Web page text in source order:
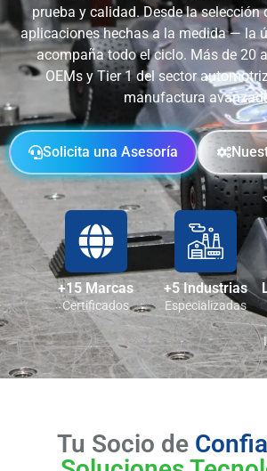
prueba y calidad. Desde la selección
aplicaciones hechas a la medida — la
acompaña todo el ciclo. Más de 20
OEMs y Tier 1 del sector
manufactura
Solicita una Asesoría
+15 Marcas
Certificados
+5 Industrias
Especializadas
Tu Socio de